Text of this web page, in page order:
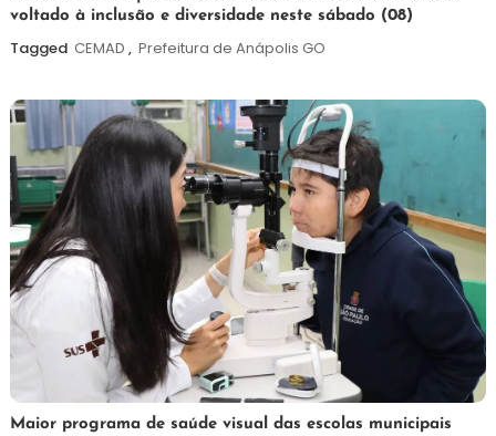
de
agosto
voltado à inclusão e diversidade neste sábado (08)
Tagged CEMAD , Prefeitura de Anápolis GO
7
Maurilio
Maior programa de saúde visual das escolas municipais